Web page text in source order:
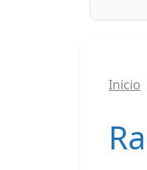
Inicio